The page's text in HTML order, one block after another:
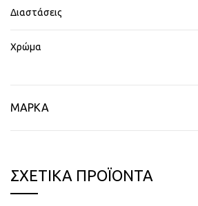
Διαστάσεις
Χρώμα
ΜΆΡΚΑ
ΣΧΕΤΙΚΆ ΠΡΟΪΌΝΤΑ